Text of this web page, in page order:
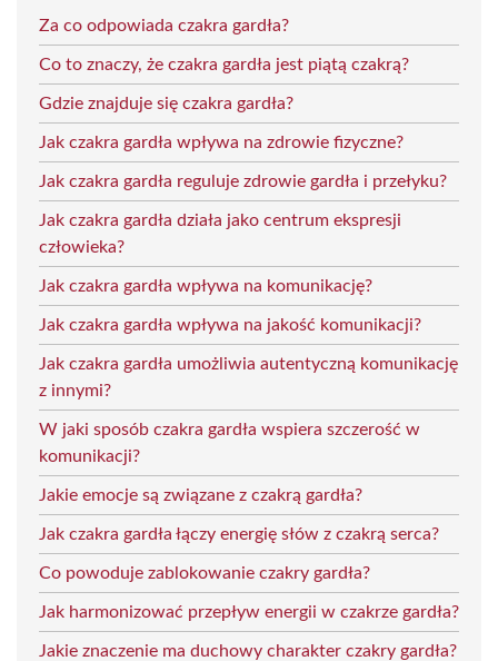
Za co odpowiada czakra gardła?
Co to znaczy, że czakra gardła jest piątą czakrą?
Gdzie znajduje się czakra gardła?
Jak czakra gardła wpływa na zdrowie fizyczne?
Jak czakra gardła reguluje zdrowie gardła i przełyku?
Jak czakra gardła działa jako centrum ekspresji
człowieka?
Jak czakra gardła wpływa na komunikację?
Jak czakra gardła wpływa na jakość komunikacji?
Jak czakra gardła umożliwia autentyczną komunikację
z innymi?
W jaki sposób czakra gardła wspiera szczerość w
komunikacji?
Jakie emocje są związane z czakrą gardła?
Jak czakra gardła łączy energię słów z czakrą serca?
Co powoduje zablokowanie czakry gardła?
Jak harmonizować przepływ energii w czakrze gardła?
Jakie znaczenie ma duchowy charakter czakry gardła?